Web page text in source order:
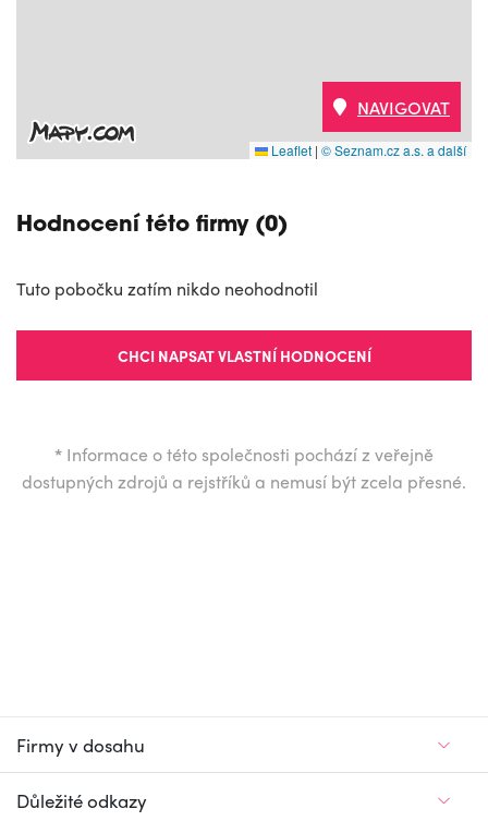
Leaflet | © Seznam.cz a.s. a další
NAVIGOVAT
Hodnocení této firmy (0)
Tuto pobočku zatím nikdo neohodnotil
CHCI NAPSAT VLASTNÍ HODNOCENÍ
* Informace o této společnosti pochází z veřejně
dostupných zdrojů a rejstříků a nemusí být zcela přesné.
Firmy v dosahu
Důležité odkazy